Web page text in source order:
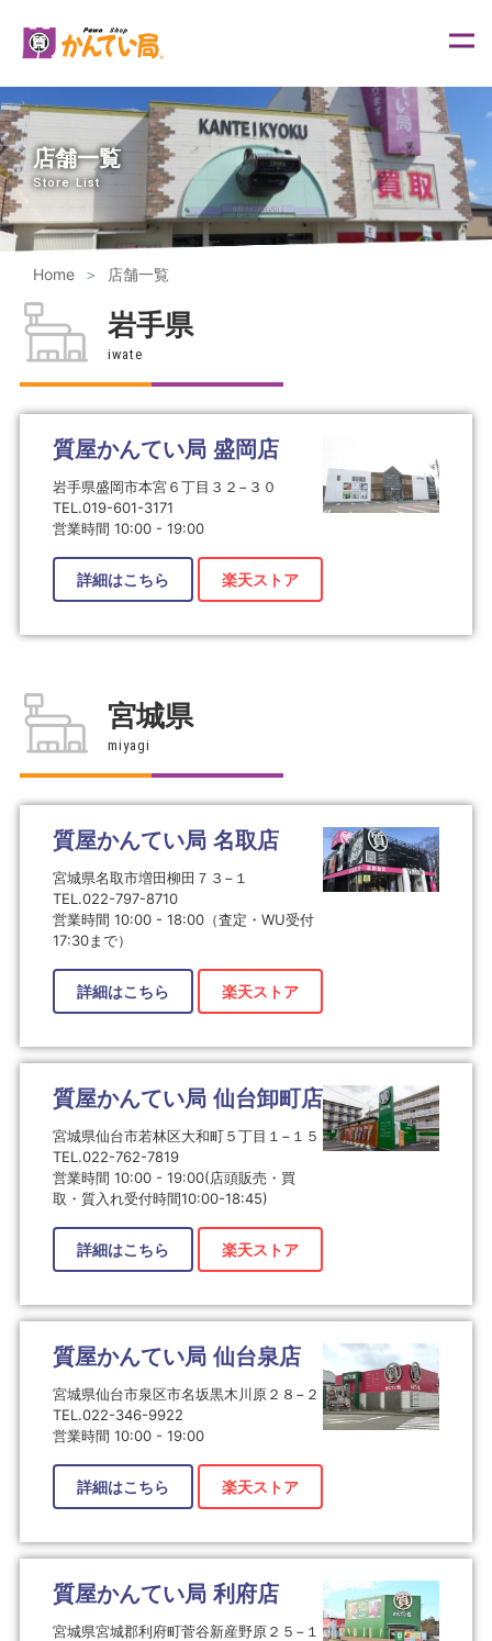
キ
ッ
プ
店舗一覧
Store List
Home 店舗一覧
岩手県
iwate
質屋かんてい局 盛岡店
岩手県盛岡市本宮６丁目３２−３０
TEL.019-601-3171
営業時間 10:00 - 19:00
詳細はこちら 楽天ストア
宮城県
miyagi
質屋かんてい局 名取店
宮城県名取市増田柳田７３−１
TEL.022-797-8710
営業時間 10:00 - 18:00（査定・WU受付
17:30まで）
詳細はこちら 楽天ストア
質屋かんてい局 仙台卸町店
宮城県仙台市若林区大和町５丁目１−１５
TEL.022-762-7819
営業時間 10:00 - 19:00(店頭販売・買
取・質入れ受付時間10:00-18:45)
詳細はこちら 楽天ストア
質屋かんてい局 仙台泉店
宮城県仙台市泉区市名坂黒木川原２８−２
TEL.022-346-9922
営業時間 10:00 - 19:00
詳細はこちら 楽天ストア
質屋かんてい局 利府店
宮城県宮城郡利府町菅谷新産野原２５−１